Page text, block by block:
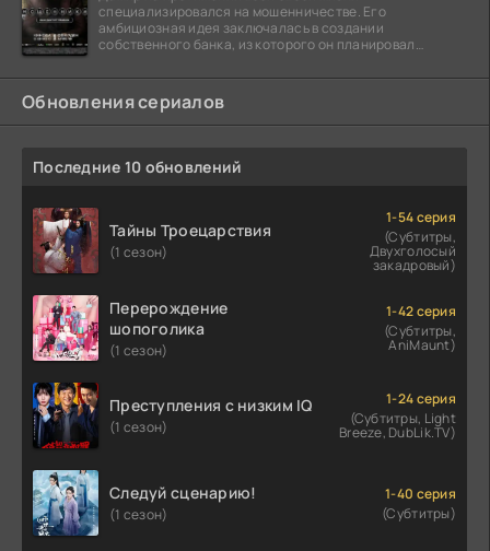
специализировался на мошенничестве. Его
амбициозная идея заключалась в создании
собственного банка, из которого он планировал
Обновления сериалов
Последние 10 обновлений
Тайны Троецарствия
(1 сезон)
1-54 серия
(Субтитры,
Двухголосый
закадровый)
Перерождение
шопоголика
(1 сезон)
1-42 серия
(Субтитры,
AniMaunt)
Преступления с низким IQ
(1 сезон)
1-24 серия
(Субтитры, Light
Breeze, DubLik.TV)
Следуй сценарию!
(1 сезон)
1-40 серия
(Субтитры)